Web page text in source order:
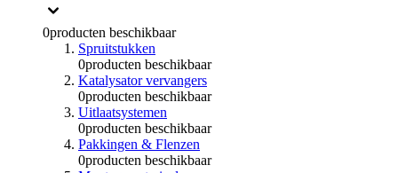
0producten beschikbaar
Spruitstukken
0producten beschikbaar
Katalysator vervangers
0producten beschikbaar
Uitlaatsystemen
0producten beschikbaar
Pakkingen & Flenzen
0producten beschikbaar